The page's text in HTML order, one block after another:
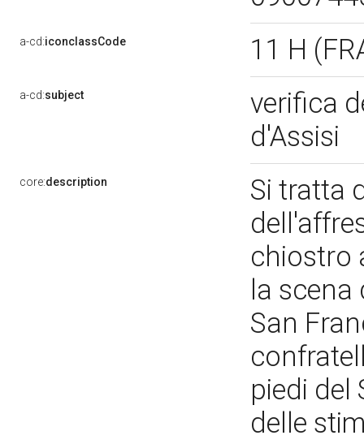
a-cd:iconclassCode 11 H
a-cd:subject
verifica
d'Assisi
core:description
Si tratta
chiostro
la
San
piedi del
delle